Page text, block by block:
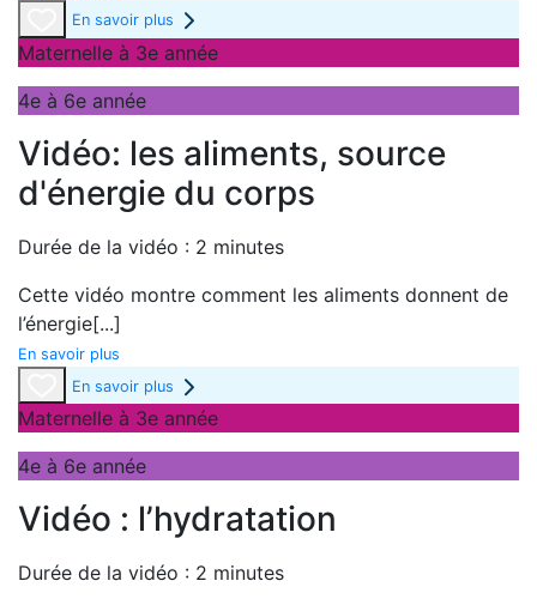
En savoir plus
Maternelle à 3e année
4e à 6e année
Vidéo: les aliments, source
d'énergie du corps
Durée de la vidéo : 2 minutes
Cette vidéo montre comment les aliments donnent de
l’énergie[...]
En savoir plus
En savoir plus
Maternelle à 3e année
4e à 6e année
Vidéo : l’hydratation
Durée de la vidéo : 2 minutes